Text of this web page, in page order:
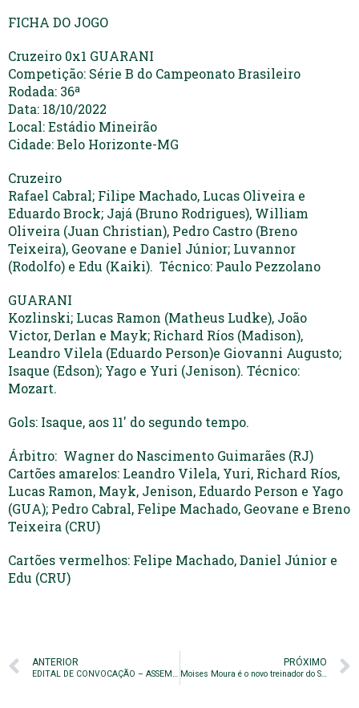
FICHA DO JOGO
Cruzeiro 0x1 GUARANI
Competição: Série B do Campeonato Brasileiro
Rodada: 36ª
Data: 18/10/2022
Local: Estádio Mineirão
Cidade: Belo Horizonte-MG
Cruzeiro
Rafael Cabral; Filipe Machado, Lucas Oliveira e
Eduardo Brock; Jajá (Bruno Rodrigues), William
Oliveira (Juan Christian), Pedro Castro (Breno
Teixeira), Geovane e Daniel Júnior; Luvannor
(Rodolfo) e Edu (Kaiki). Técnico: Paulo Pezzolano
GUARANI
Kozlinski; Lucas Ramon (Matheus Ludke), João
Victor, Derlan e Mayk; Richard Ríos (Madison),
Leandro Vilela (Eduardo Person)e Giovanni Augusto;
Isaque (Edson); Yago e Yuri (Jenison). Técnico:
Mozart.
Gols: Isaque, aos 11′ do segundo tempo.
Árbitro: Wagner do Nascimento Guimarães (RJ)
Cartões amarelos: Leandro Vilela, Yuri, Richard Ríos,
Lucas Ramon, Mayk, Jenison, Eduardo Person e Yago
(GUA); Pedro Cabral, Felipe Machado, Geovane e Breno
Teixeira (CRU)
Cartões vermelhos: Felipe Machado, Daniel Júnior e
Edu (CRU)
ANTERIOR
EDITAL DE CONVOCAÇÃO – ASSEMBLEIA GERAL ORDINÁRIA
PRÓXIMO
Moises Moura é o novo treinador do Sub-20